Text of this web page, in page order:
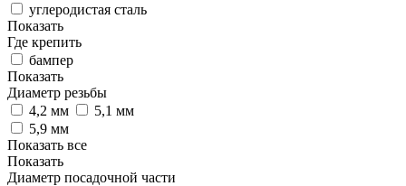
углеродистая сталь
Показать
Где крепить
бампер
Показать
Диаметр резьбы
4,2 мм
5,1 мм
5,9 мм
Показать все
Показать
Диаметр посадочной части